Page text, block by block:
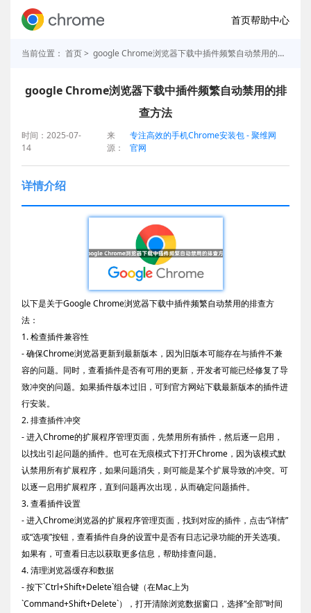
首页帮助中心
当前位置： 首页> google Chrome浏览器下载中插件频繁自动禁用的排查方法
google Chrome浏览器下载中插件频繁自动禁用的排
查方法
时间：2025-07-
14
来
源：
专注高效的手机Chrome安装包 - 聚维网
官网
详情介绍
以下是关于Google Chrome浏览器下载中插件频繁自动禁用的排查方
法：
1. 检查插件兼容性
- 确保Chrome浏览器更新到最新版本，因为旧版本可能存在与插件不兼
容的问题。同时，查看插件是否有可用的更新，开发者可能已经修复了导
致冲突的问题。如果插件版本过旧，可到官方网站下载最新版本的插件进
行安装。
2. 排查插件冲突
- 进入Chrome的扩展程序管理页面，先禁用所有插件，然后逐一启用，
以找出引起问题的插件。也可在无痕模式下打开Chrome，因为该模式默
认禁用所有扩展程序，如果问题消失，则可能是某个扩展导致的冲突。可
以逐一启用扩展程序，直到问题再次出现，从而确定问题插件。
3. 查看插件设置
- 进入Chrome浏览器的扩展程序管理页面，找到对应的插件，点击“详情”
或“选项”按钮，查看插件自身的设置中是否有日志记录功能的开关选项。
如果有，可查看日志以获取更多信息，帮助排查问题。
4. 清理浏览器缓存和数据
- 按下`Ctrl+Shift+Delete`组合键（在Mac上为
`Command+Shift+Delete`），打开清除浏览数据窗口，选择“全部”时间